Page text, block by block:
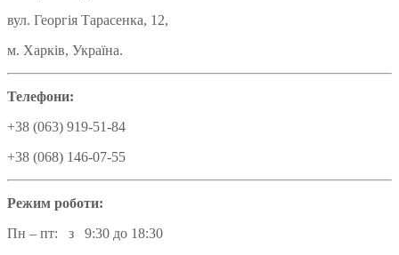
вул. Георгія Тарасенка, 12,
м. Харків, Україна.
Телефони:
+38 (063) 919-51-84
+38 (068) 146-07-55
Режим роботи:
Пн – пт: з 9:30 до 18:30